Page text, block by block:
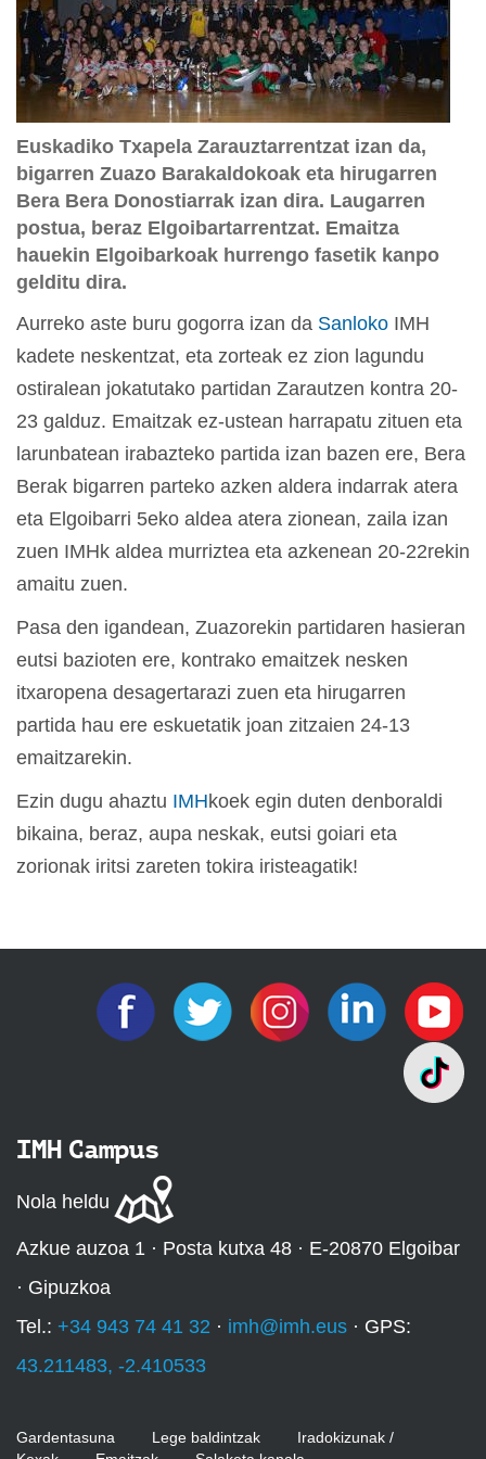
Euskadiko Txapela Zarauztarrentzat izan da,
bigarren Zuazo Barakaldokoak eta hirugarren
Bera Bera Donostiarrak izan dira. Laugarren
postua, beraz Elgoibartarrentzat. Emaitza
hauekin Elgoibarkoak hurrengo fasetik kanpo
gelditu dira.
Aurreko aste buru gogorra izan da Sanloko IMH
kadete neskentzat, eta zorteak ez zion lagundu
ostiralean jokatutako partidan Zarautzen kontra 20-
23 galduz. Emaitzak ez-ustean harrapatu zituen eta
larunbatean irabazteko partida izan bazen ere, Bera
Berak bigarren parteko azken aldera indarrak atera
eta Elgoibarri 5eko aldea atera zionean, zaila izan
zuen IMHk aldea murriztea eta azkenean 20-22rekin
amaitu zuen.
Pasa den igandean, Zuazorekin partidaren hasieran
eutsi bazioten ere, kontrako emaitzek nesken
itxaropena desagertarazi zuen eta hirugarren
partida hau ere eskuetatik joan zitzaien 24-13
emaitzarekin.
Ezin dugu ahaztu IMHkoek egin duten denboraldi
bikaina, beraz, aupa neskak, eutsi goiari eta
zorionak iritsi zareten tokira iristeagatik!
IMH Campus
Nola heldu
Azkue auzoa 1 · Posta kutxa 48 · E-20870 Elgoibar
· Gipuzkoa
Tel.: +34 943 74 41 32 · imh@imh.eus · GPS:
43.211483, -2.410533
Gardentasuna Lege baldintzak
Iradokizunak /